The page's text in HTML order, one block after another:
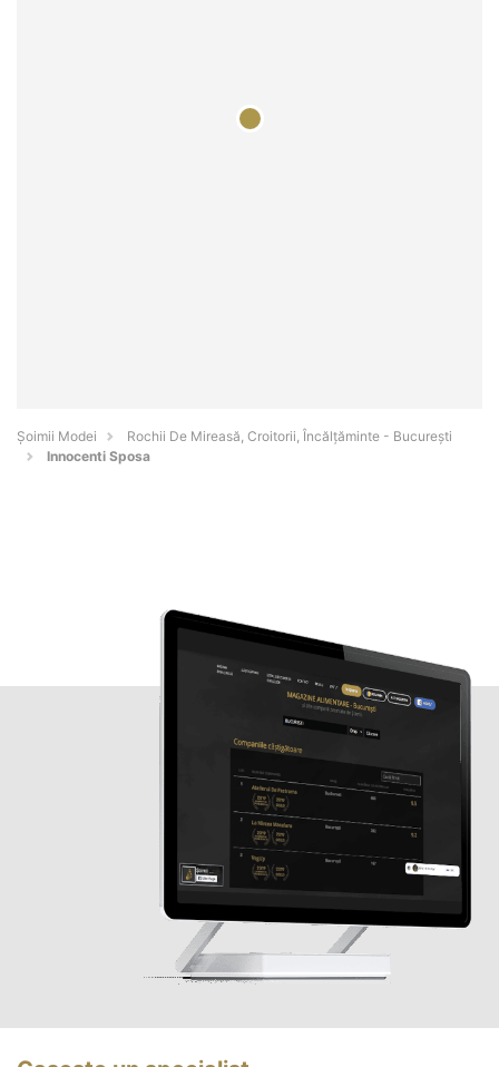
Șoimii Modei
Rochii De Mireasă, Croitorii, Încălțăminte - Bucureşti
Innocenti Sposa